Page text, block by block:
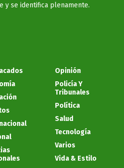
y se identifica plenamente.
Opinión
Policía Y
Tribunales
Política
Salud
Tecnología
Varios
Vida & Estilo